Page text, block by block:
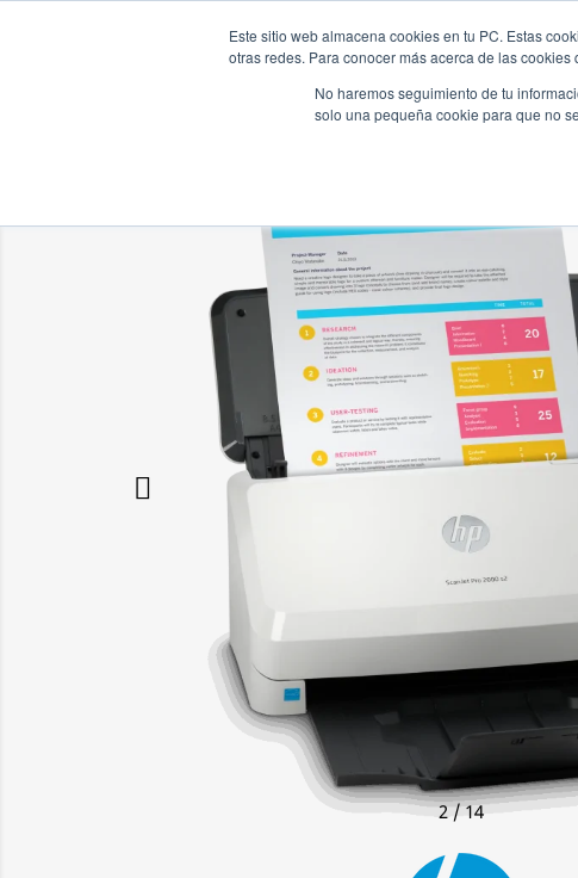
Este sitio web almacena cookies en tu PC. Estas
otras redes. Para conocer más acerca de las
No haremos seguimiento de tu
solo una pequeña cookie para que no
Inicio
Escaner de documentos Escaner de
2/14